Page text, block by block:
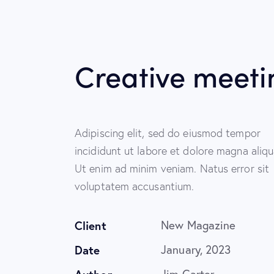
Creative
Adipiscing elit, sed do eiusmod tempor
incididunt ut labore et dolore magna
Ut enim ad minim veniam. Natus error sit
voluptatem accusantium.
Client New Magazine
Date January, 2023